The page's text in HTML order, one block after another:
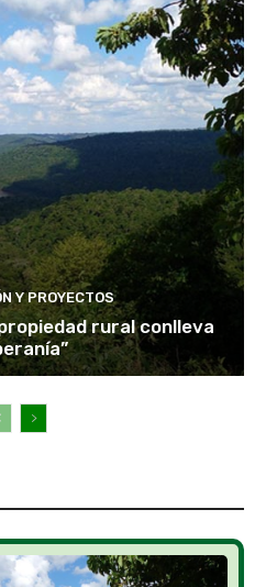
Y PROYECTOS
rural conlleva